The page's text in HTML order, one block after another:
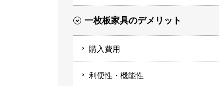
一枚板家具のデメリット
購入費用
利便性・機能性